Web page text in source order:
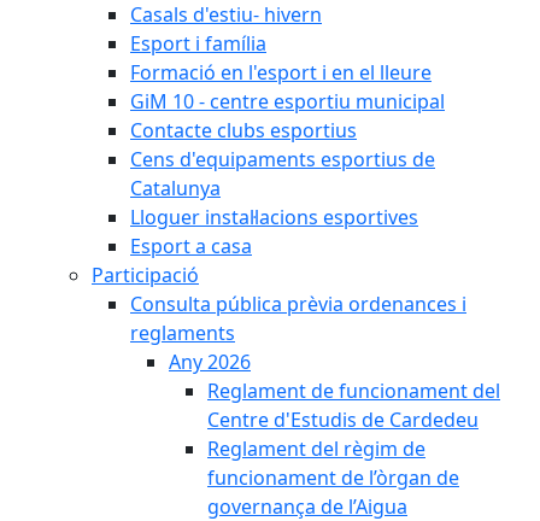
Casals d'estiu- hivern
Esport i família
Formació en l'esport i en el lleure
GiM 10 - centre esportiu municipal
Contacte clubs esportius
Cens d'equipaments esportius de
Catalunya
Lloguer instal·lacions esportives
Esport a casa
Participació
Consulta pública prèvia ordenances i
reglaments
Any 2026
Reglament de funcionament del
Centre d'Estudis de Cardedeu
Reglament del règim de
funcionament de l’òrgan de
governança de l’Aigua